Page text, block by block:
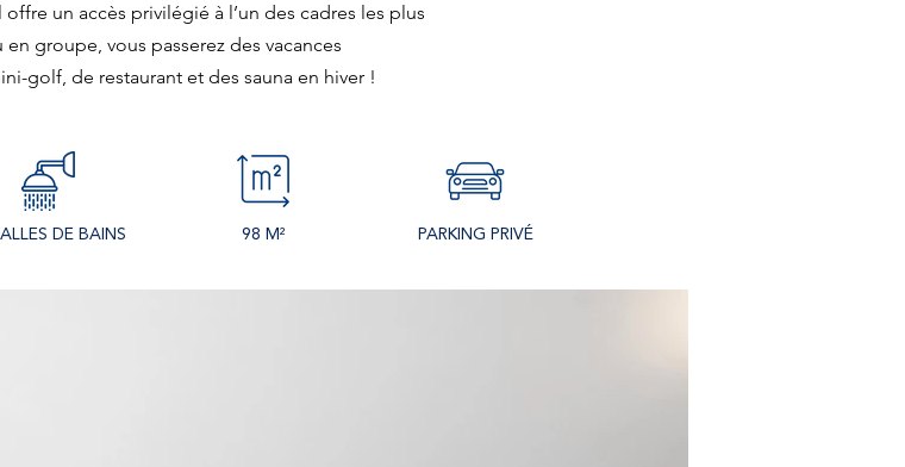
un accès privilégié à l’un des cadres les plus
groupe, vous passerez des vacances
golf, de restaurant et des sauna en hiver !
DE BAINS 98 M² PARKING PRIVÉ